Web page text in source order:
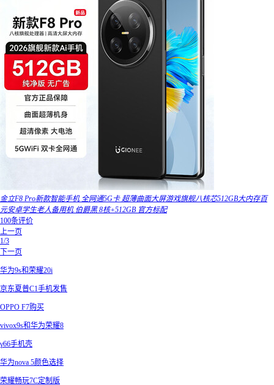
金立F8 Pro新款智能手机 全网通5G卡 超薄曲面大屏游戏旗舰八核芯512GB大内存百
元安卓学生老人备用机 伯爵黑 8核+512GB 官方标配
100条评价
上一页
1/3
下一页
华为9s和荣耀20i
京东夏普C1手机发售
OPPO F7购买
vivox9s和华为荣耀8
γ66手机壳
华为nova 5颜色选择
荣耀畅玩7C定制版